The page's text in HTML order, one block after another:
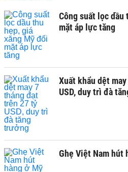
Công suất lọc dầu
mặt áp lực tăng
Xuất khẩu dệt
USD, duy trì đà
Ghẹ Việt Nam hút